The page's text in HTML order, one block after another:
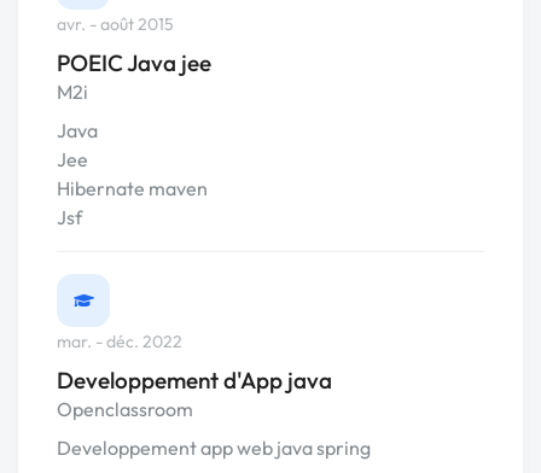
avr. - août 2015
POEIC Java jee
M2i
Java
Jee
Hibernate maven
Jsf
mar. - déc. 2022
Developpement d'App java
Openclassroom
Developpement app web java spring